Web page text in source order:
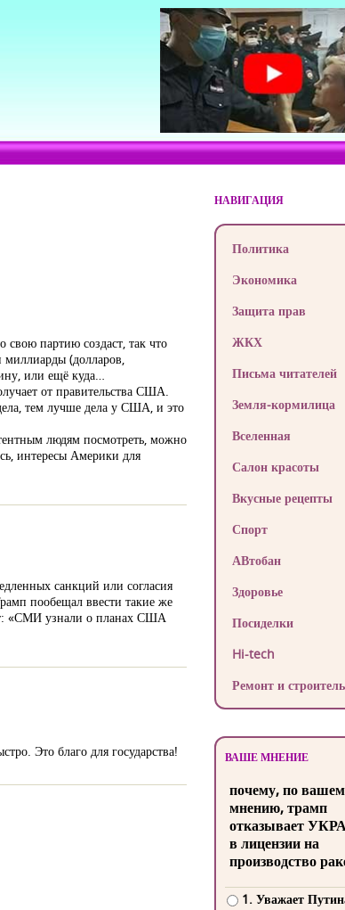
партию создаст, так что
(долларов,
или ещё куда…
от правительства США.
тем лучше дела у США, и это
людям посмотреть, можно
интересы Америки для
санкций или согласия
пообещал ввести такие же
«СМИ узнали о планах США
Это благо для государства!
НАВИГАЦИЯ
Политика
Экономика
Защита прав
ЖКХ
Письма читателей
Земля-кормилица
Вселенная
Салон красоты
Вкусные рецепты
Спорт
АВтобан
Здоровье
Посиделки
Hi-tech
Ремонт и
ВАШЕ МНЕНИЕ
почему, по
мнению, трамп
отказывает
в лицензии на
производство
1. Уважает